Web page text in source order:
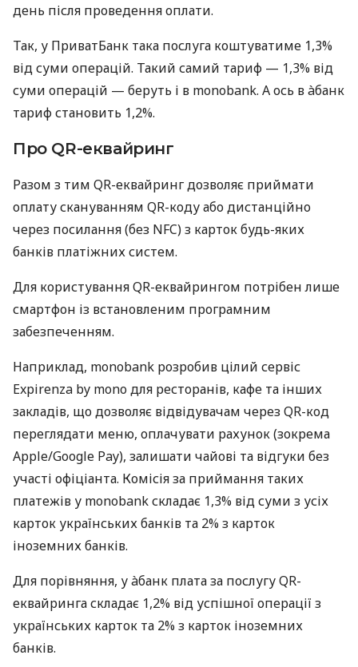
день після проведення оплати.
Так, у ПриватБанк така послуга коштуватиме 1,3%
від суми операцій. Такий самий тариф — 1,3% від
суми операцій — беруть і в monobank. А ось в àбанк
тариф становить 1,2%.
Про QR-еквайринг
Разом з тим QR-еквайринг дозволяє приймати
оплату скануванням QR-коду або дистанційно
через посилання (без NFC) з карток будь-яких
банків платіжних систем.
Для користування QR-еквайрингом потрібен лише
смартфон із встановленим програмним
забезпеченням.
Наприклад, monobank розробив цілий сервіс
Expirenza by mono для ресторанів, кафе та інших
закладів, що дозволяє відвідувачам через QR-код
переглядати меню, оплачувати рахунок (зокрема
Apple/Google Pay), залишати чайові та відгуки без
участі офіціанта. Комісія за приймання таких
платежів у monobank складає 1,3% від суми з усіх
карток українських банків та 2% з карток
іноземних банків.
Для порівняння, у àбанк плата за послугу QR-
еквайринга складає 1,2% від успішної операції з
українських карток та 2% з карток іноземних
банків.